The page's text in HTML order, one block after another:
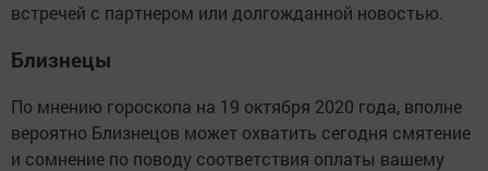
встречей с партнером или долгожданной новостью.
Близнецы
По мнению гороскопа на 19 октября 2020 года, вполне
вероятно Близнецов может охватить сегодня смятение
и сомнение по поводу соответствия оплаты вашему